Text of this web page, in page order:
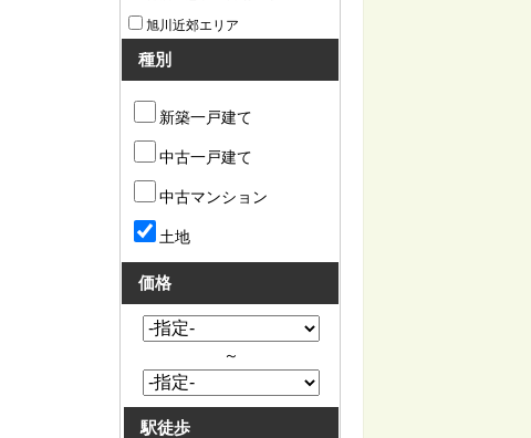
旭川近郊エリア
種別
新築一戸建て
中古一戸建て
中古マンション
土地
価格
～
駅徒歩